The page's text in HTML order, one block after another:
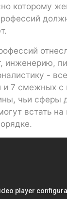
которому
инженерию,
-
и 7 смежных с
чьи сферы
встать на